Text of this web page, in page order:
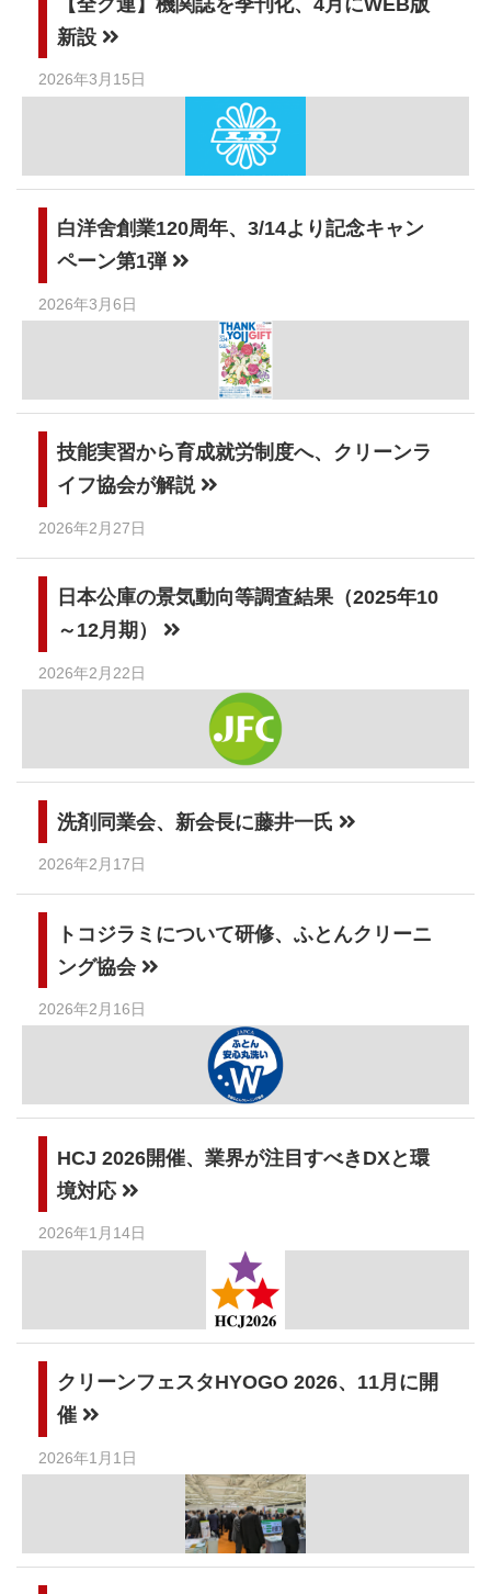
新設
2026年3月15日
白洋舍創業120周年、3/14より記念キャン
ペーン第1弾
2026年3月6日
技能実習から育成就労制度へ、クリーンラ
イフ協会が解説
2026年2月27日
日本公庫の景気動向等調査結果（2025年10
～12月期）
2026年2月22日
洗剤同業会、新会長に藤井一氏
2026年2月17日
トコジラミについて研修、ふとんクリーニ
ング協会
2026年2月16日
HCJ 2026開催、業界が注目すべきDXと環
境対応
2026年1月14日
クリーンフェスタHYOGO 2026、11月に開
催
2026年1月1日